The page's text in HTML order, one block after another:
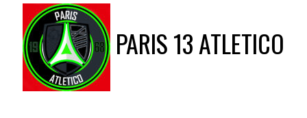
PARIS 13 ATLETICO